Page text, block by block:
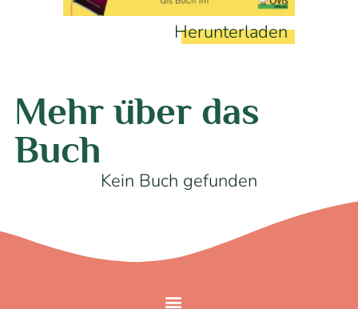
Herunterladen
Mehr über das
Buch
Kein Buch gefunden